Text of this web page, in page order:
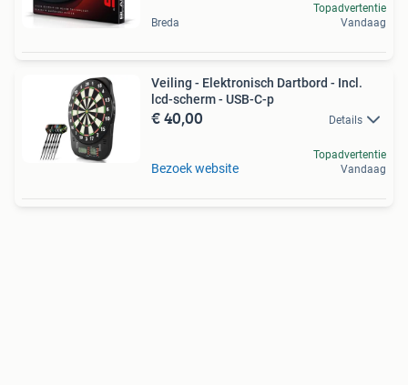
Breda
Topadvertentie
Vandaag
Veiling - Elektronisch Dartbord - Incl.
lcd-scherm - USB-C-p
€ 40,00 Details
Bezoek website
Topadvertentie
Vandaag